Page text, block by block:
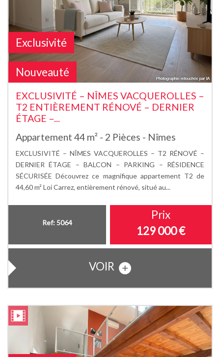
Exclusivité
Nouveauté
EXCLUSIVITÉ – NÎMES VACQUEROLLES –
T2 ENTIÈREMENT RÉNOVÉ – DERNIER
ÉTAGE –...
Appartement 44 m² - 2 Pièces - Nîmes
EXCLUSIVITÉ – NÎMES VACQUEROLLES – T2 RÉNOVÉ –
DERNIER ÉTAGE – BALCON – PARKING – RÉSIDENCE
SÉCURISÉE Découvrez ce magnifique appartement T2 de
44,60 m² Loi Carrez, entièrement rénové, situé au...
Ref: 5064
Prix
129 000€
VOIR